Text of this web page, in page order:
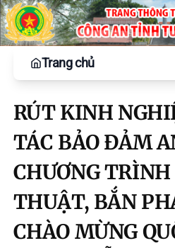
Trang chủ
RÚT KINH
TÁC BẢO ĐẢM
CHƯƠNG
THUẬT, BẮN
CHÀO MỪNG